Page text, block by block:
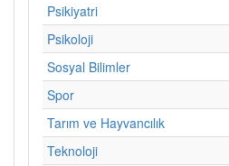
Psikiyatri
Psikoloji
Sosyal Bilimler
Spor
Tarım ve Hayvancılık
Teknoloji